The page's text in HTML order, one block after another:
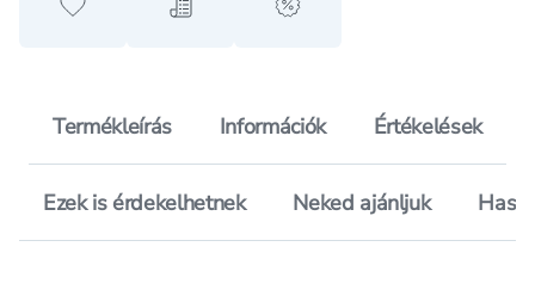
Hozzáadás a kedvencekhez
Hozzáadás a bevásárló listához
alert when on sale
Termékleírás Információk Értékelések
Ezek is érdekelhetnek Neked ajánljuk